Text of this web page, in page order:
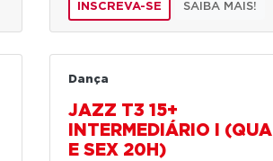
INSCREVA-SE SAIBA MAIS!
Dança
JAZZ T3 15+
INTERMEDIÁRIO I (QUA
E SEX 20H)